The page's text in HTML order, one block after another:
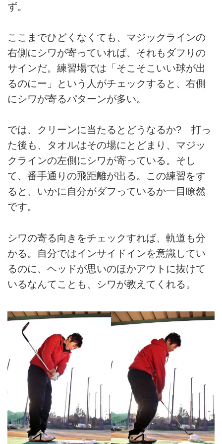
ず。
ここまでひどくなくても、マジックラインの
右側にシワが寄っていれば、それもダフりの
サインだ。練習場では「そこそこいい球が出
るのにー」という人がチェックすると、右側
にシワが寄るパターンが多い。
では、クリーンに当たるとどうなるか? 打っ
た後も、タオルはその場にとどまり、マジッ
クラインの左側にシワが寄っている。そし
て、番手通りの飛距離が出る。この練習をす
ると、いかに自分がダフっているか一目瞭然
です。
シワの寄る向きをチェックすれば、軌道も分
かる。自分ではインサイドインを意識してい
るのに、ヘッドが思いのほかアウトに抜けて
いるなんてことも、シワが教えてくれる。